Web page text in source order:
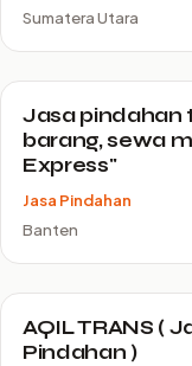
Sumatera Utara
Jasa pindahan
barang, sewa
Express"
Jasa Pindahan
Banten
AQIL TRANS (
Pindahan )